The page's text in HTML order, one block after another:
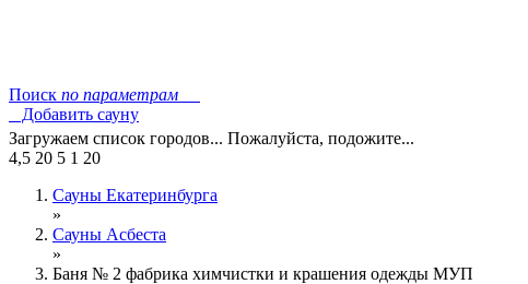
Поиск по параметрам
Добавить сауну
Загружаем список городов... Пожалуйста, подожите...
4,5 20 5 1 20
Сауны Екатеринбурга
»
Сауны Асбеста
»
Баня № 2 фабрика химчистки и крашения одежды МУП